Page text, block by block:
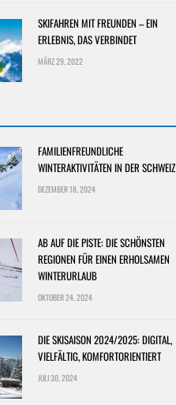
SKIFAHREN MIT FREUNDEN – EIN
ERLEBNIS, DAS VERBINDET
MÄRZ 29, 2022
FAMILIENFREUNDLICHE
WINTERAKTIVITÄTEN IN DER SCHWEIZ
DEZEMBER 18, 2024
AB AUF DIE PISTE: DIE SCHÖNSTEN
REGIONEN FÜR EINEN ERHOLSAMEN
WINTERURLAUB
OKTOBER 24, 2024
DIE SKISAISON 2024/2025: DIGITAL,
VIELFÄLTIG, KOMFORTORIENTIERT
JULI 30, 2024